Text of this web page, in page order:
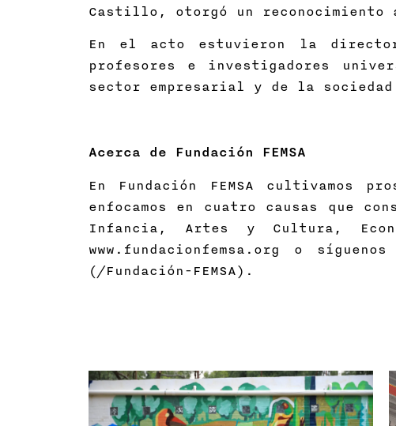
Castillo, otorgó un reconocimiento
En el acto estuvieron la
profesores e investigadores
sector empresarial y de la
Acerca de Fundación FEMSA
En Fundación FEMSA cultivamos
enfocamos en cuatro causas que
Infancia, Artes y Cultura,
www.fundacionfemsa.org o
(/Fundación-FEMSA).